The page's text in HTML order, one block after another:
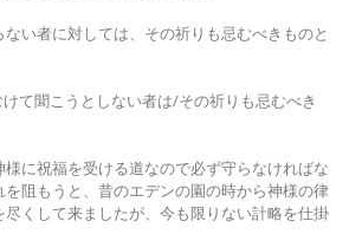
い者に対しては、その祈りも忌むべきものと
て聞こうとしない者は/その祈りも忌むべき
に祝福を受ける道なので必ず守らなければな
を阻もうと、昔のエデンの園の時から神様の律
くして来ましたが、今も限りない計略を仕掛